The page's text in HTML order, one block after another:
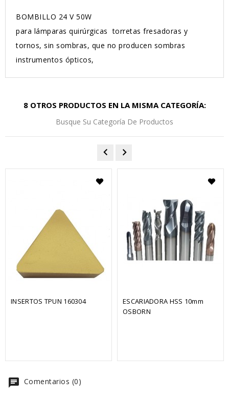
BOMBILLO 24 V 50W
para lámparas quirúrgicas torretas fresadoras y
tornos, sin sombras, que no producen sombras
instrumentos ópticos,
8 OTROS PRODUCTOS EN LA MISMA CATEGORÍA:
Busque Su Categoría De Productos
INSERTOS TPUN 160304
ESCARIADORA HSS 10mm
OSBORN
chat Comentarios (0)